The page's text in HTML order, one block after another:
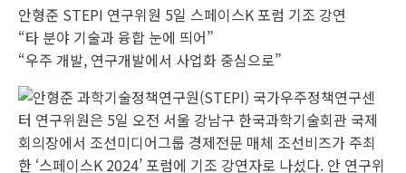
안형준 STEPI 연구위원 5일 스페이스K 포럼 기조 강연
“타 분야 기술과 융합 눈에 띄어”
“우주 개발, 연구개발에서 사업화 중심으로”